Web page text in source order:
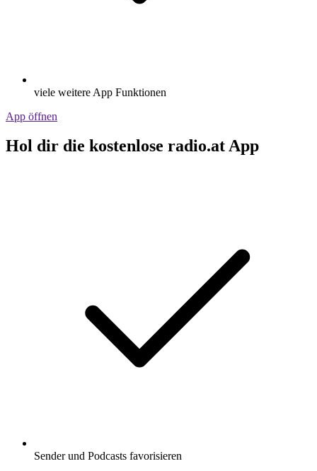
viele weitere App Funktionen
App öffnen
Hol dir die kostenlose radio.at App
Sender und Podcasts favorisieren